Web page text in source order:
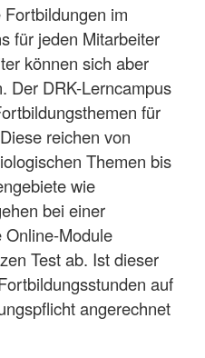
im
für jeden Mitarbeiter
können sich aber
Der DRK-Lerncampus
für
reichen von
Themen bis
wie
bei einer
Module
Test ab. Ist dieser
auf
angerechnet